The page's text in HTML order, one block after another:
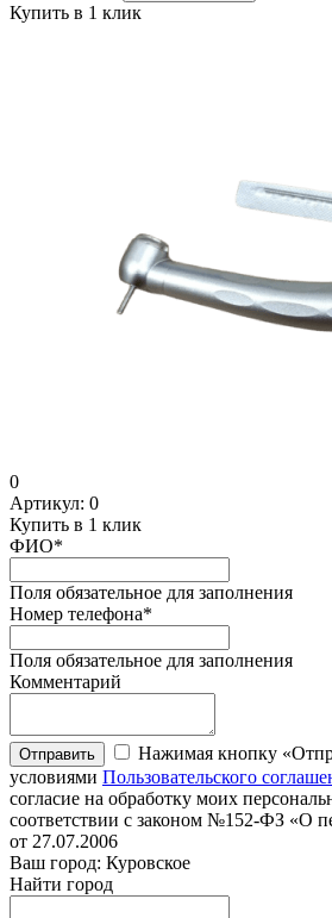
Купить в 1 клик
0
Артикул: 0
Купить в 1 клик
ФИО*
Поля обязательное для заполнения
Номер телефона*
Поля обязательное для заполнения
Комментарий
Отправить
Нажимая кнопку
условиями Пользовательского
согласие на обработку моих
соответствии с законом №152-ФЗ «О
от 27.07.2006
Ваш город: Куровское
Найти город